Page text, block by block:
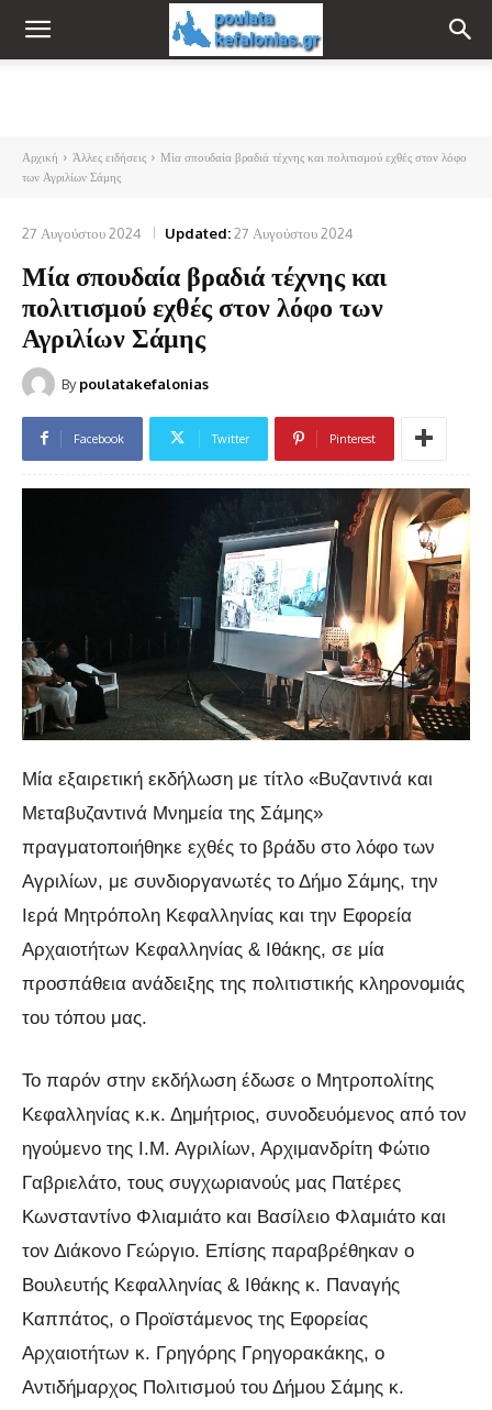
Αρχική Άλλες ειδήσεις
Μία σπουδαία βραδιά τέχνης και πολιτισμού εχθές στον λόφο
των Αγριλίων Σάμης
27 Αυγούστου 2024 Updated:27 Αυγούστου 2024
Μία σπουδαία βραδιά τέχνης και
πολιτισμού εχθές στον λόφο των
Αγριλίων Σάμης
By poulatakefalonias
Facebook Twitter Pinterest
Μία εξαιρετική εκδήλωση με τίτλο «Βυζαντινά και
Μεταβυζαντινά Μνημεία της Σάμης»
πραγματοποιήθηκε εχθές το βράδυ στο λόφο των
Αγριλίων, με συνδιοργανωτές το Δήμο Σάμης, την
Ιερά Μητρόπολη Κεφαλληνίας και την Εφορεία
Αρχαιοτήτων Κεφαλληνίας & Ιθάκης, σε μία
προσπάθεια ανάδειξης της πολιτιστικής κληρονομιάς
του τόπου μας.
Το παρόν στην εκδήλωση έδωσε ο Μητροπολίτης
Κεφαλληνίας κ.κ. Δημήτριος, συνοδευόμενος από τον
ηγούμενο της Ι.Μ. Αγριλίων, Αρχιμανδρίτη Φώτιο
Γαβριελάτο, τους συγχωριανούς μας Πατέρες
Κωνσταντίνο Φλιαμιάτο και Βασίλειο Φλαμιάτο και
τον Διάκονο Γεώργιο. Επίσης παραβρέθηκαν ο
Βουλευτής Κεφαλληνίας & Ιθάκης κ. Παναγής
Καππάτος, ο Προϊστάμενος της Εφορείας
Αρχαιοτήτων κ. Γρηγόρης Γρηγορακάκης, ο
Αντιδήμαρχος Πολιτισμού του Δήμου Σάμης κ.